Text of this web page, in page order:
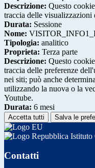
Descrizione: Questo
traccia delle
Durata: Sessione
Nome:
Tipologia: analitico
Proprieta: Terza parte
Descrizione: Questo
traccia delle preferenze
nei siti; può anche
utilizzando la nuova o la
Youtube.
Durata: 6 mesi
Accetta tutti Salva le
Istituto
Contatti